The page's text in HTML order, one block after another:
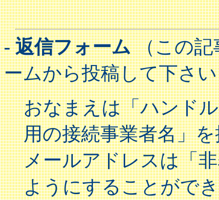
- 返信フォーム（この記
ームから投稿して下さ
おなまえは「ハンド
用の接続事業者名」
メールアドレスは「
ようにすることがで